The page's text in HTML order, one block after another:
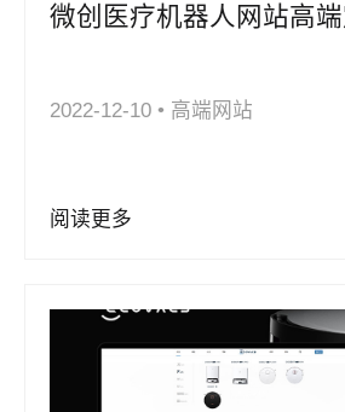
微创医疗机器人网站高端
2022-12-10 • 高端网站
阅读更多